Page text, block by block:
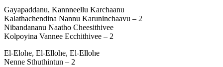
Gayapaddanu, Kannneellu Karchaanu
Kalathachendina Nannu Karuninchaavu – 2
Nibandananu Naatho Cheesithivee
Kolpoyina Vannee Ecchithivee – 2
El-Elohe, El-Ellohe, El-Ellohe
Nenne Sthuthintun – 2